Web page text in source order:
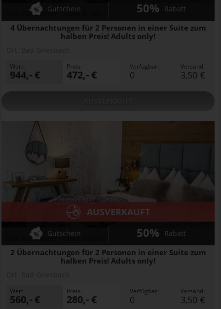
Das Aunhamer - Suite & Spa
4 Übernachtungen für 2 Personen in einer Suite zum
halben Preis! Adults only!
Gutschein 50% Rabatt
Wert:
944,- €
Preis:
472,- €
Verfügbar:
0
Versand:
3,50 €
Das Aunhamer - Suite & Spa
2 Übernachtungen für 2 Personen in einer Suite zum
halben Preis! Adults only!
AUSVERKAUFT
Gutschein 50% Rabatt
Wert:
560,- €
Preis:
280,- €
Verfügbar:
0
Versand:
3,50 €